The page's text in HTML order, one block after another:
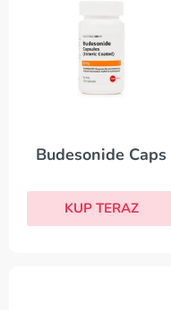
Budesonide Caps
KUP TERAZ